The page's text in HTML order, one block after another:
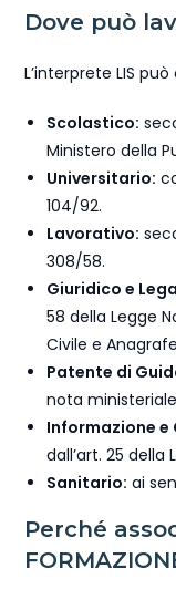
Dove può
L’interprete LIS
Scolastico:
Ministero della
Universitario:
104/92.
Lavorativo:
308/58.
Giuridico e
58 della Legge
Civile e
Patente di
nota
Informazione e
dall’art. 25 della
Sanitario: ai
Perché